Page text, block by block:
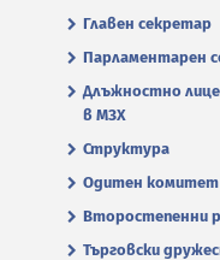
Главен секретар
Парламентарен
Длъжностно
в МЗХ
Структура
Одитен комитет
Второстепенни
Търговски